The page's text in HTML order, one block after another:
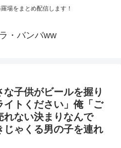
場をまとめ配信します！
・バンバww
な子供がビールを握り
イトください」俺「ご
れない決まりなんで
ゃくる男の子を連れ